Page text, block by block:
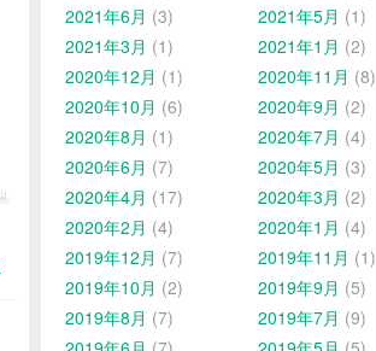
2021年6月 (3) 2021年5月 (1)
2021年3月 (1) 2021年1月 (2)
2020年12月 (1) 2020年11月 (8)
2020年10月 (6) 2020年9月 (2)
2020年8月 (1) 2020年7月 (4)
2020年6月 (7) 2020年5月 (3)
2020年4月 (17) 2020年3月 (2)
2020年2月 (4) 2020年1月 (4)
2019年12月 (7) 2019年11月 (1)
2019年10月 (2) 2019年9月 (5)
2019年8月 (7) 2019年7月 (9)